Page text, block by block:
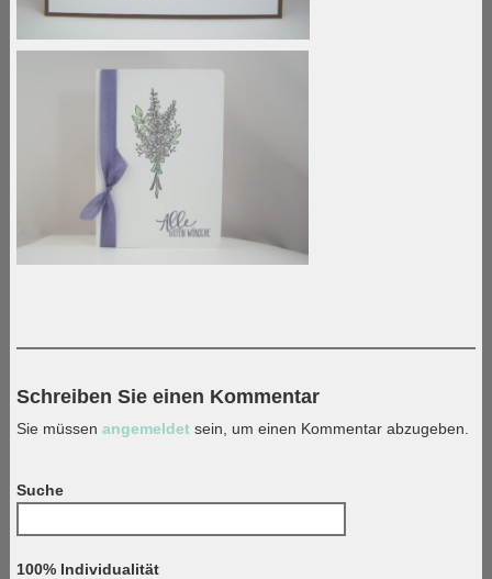
Schreiben Sie einen Kommentar
Sie müssenangemeldet sein, um einen Kommentar abzugeben.
Suche
nach:
100% Individualität